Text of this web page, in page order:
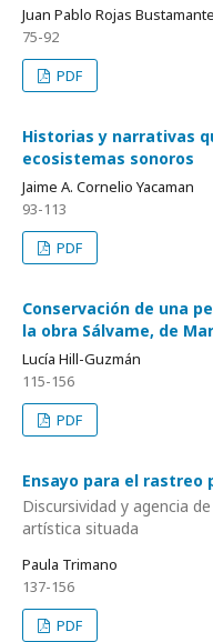
Juan Pablo Rojas Bustamante
75-92
PDF
Historias y narrativas
ecosistemas sonoros
Jaime A. Cornelio Yacaman
93-113
PDF
Conservación de una
la obra Sálvame, de
Lucía Hill-Guzmán
115-156
PDF
Ensayo para el
Discursividad y agencia
artística situada
Paula Trimano
137-156
PDF